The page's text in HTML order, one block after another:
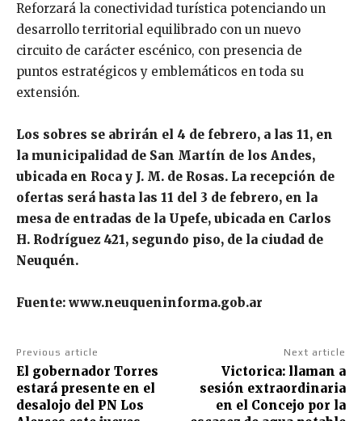
Reforzará la conectividad turística potenciando un
desarrollo territorial equilibrado con un nuevo
circuito de carácter escénico, con presencia de
puntos estratégicos y emblemáticos en toda su
extensión.
Los sobres se abrirán el 4 de febrero, a las 11, en
la municipalidad de San Martín de los Andes,
ubicada en Roca y J. M. de Rosas. La recepción de
ofertas será hasta las 11 del 3 de febrero, en la
mesa de entradas de la Upefe, ubicada en Carlos
H. Rodríguez 421, segundo piso, de la ciudad de
Neuquén.
Fuente: www.neuqueninforma.gob.ar
Previous article
El gobernador Torres
estará presente en el
desalojo del PN Los
Next article
Victorica: llaman a
sesión extraordinaria
en el Concejo por la